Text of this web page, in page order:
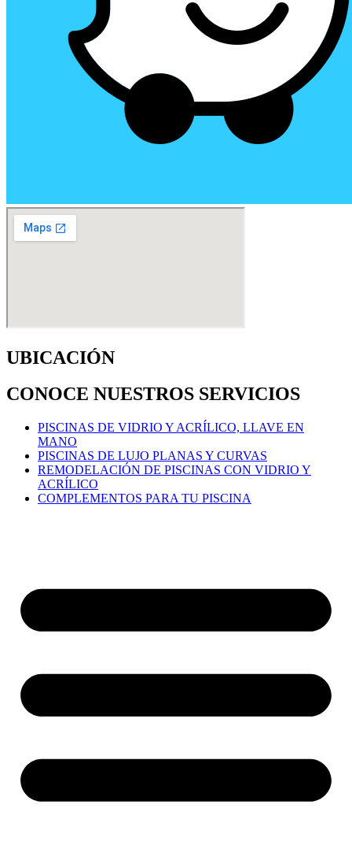
UBICACIÓN
CONOCE NUESTROS SERVICIOS
PISCINAS DE VIDRIO Y ACRÍLICO, LLAVE EN
MANO
PISCINAS DE LUJO PLANAS Y CURVAS
REMODELACIÓN DE PISCINAS CON VIDRIO Y
ACRÍLICO
COMPLEMENTOS PARA TU PISCINA